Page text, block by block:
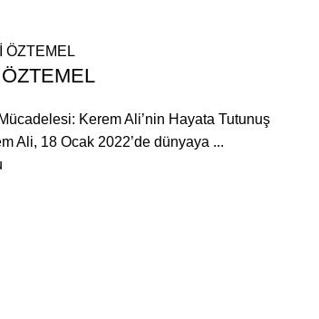
Kerem Ali’nin Hayata Tutunuş
Ali, 18 Ocak 2022’de dünyaya ...